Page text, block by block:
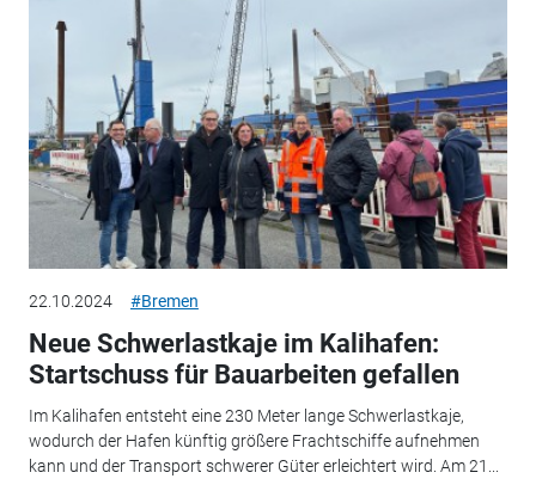
22.10.2024 #Bremen
Neue Schwerlastkaje im Kalihafen:
Startschuss für Bauarbeiten gefallen
Im Kalihafen entsteht eine 230 Meter lange Schwerlastkaje,
wodurch der Hafen künftig größere Frachtschiffe aufnehmen
kann und der Transport schwerer Güter erleichtert wird. Am 21...